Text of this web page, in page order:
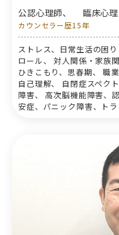
公認心理師、 臨床心
カウンセラー歴15年
ストレス、日常生活の困
ロール、 対人関係・家族
ひきこもり、思春期、 職
自己理解、 自閉症スペク
障害、 高次脳機能障害、
安症、パニック障害、ト